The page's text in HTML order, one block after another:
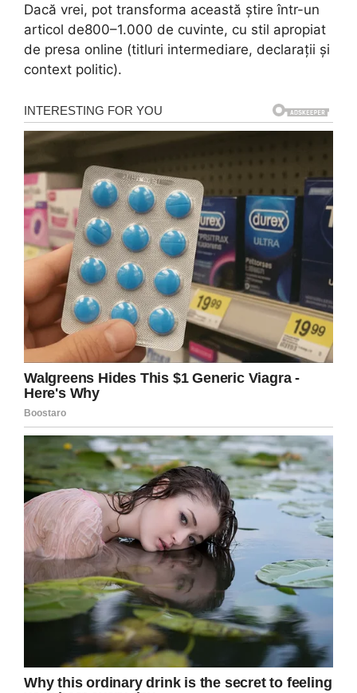
Dacă vrei, pot transforma această știre într-un
articol de800–1.000 de cuvinte, cu stil apropiat
de presa online (titluri intermediare, declarații și
context politic).